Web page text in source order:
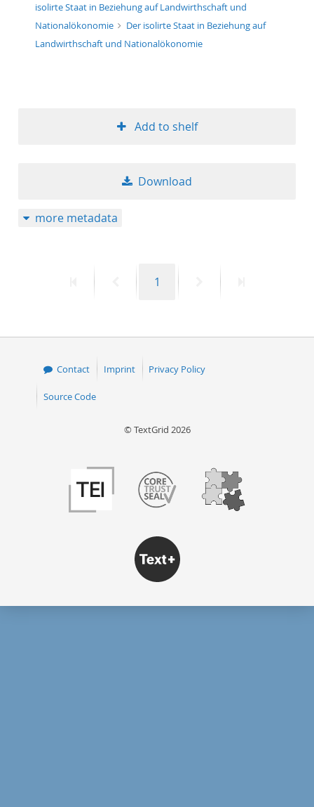
publication date
isolirte Staat in Beziehung auf Landwirthschaft und
Nationalökonomie
Der isolirte Staat in Beziehung auf
Landwirthschaft und Nationalökonomie
Add to shelf
Download
more metadata
PreviousPage
1
Contact Imprint Privacy Policy
Source Code
© TextGrid 2026